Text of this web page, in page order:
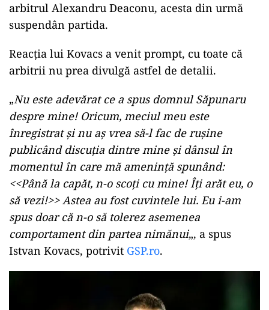
arbitrul Alexandru Deaconu, acesta din urmă
suspendân partida.
Reacția lui Kovacs a venit prompt, cu toate că
arbitrii nu prea divulgă astfel de detalii.
„Nu este adevărat ce a spus domnul Săpunaru
despre mine! Oricum, meciul meu este
înregistrat și nu aș vrea să-l fac de rușine
publicând discuția dintre mine și dânsul în
momentul în care mă amenință spunând:
<<Până la capăt, n-o scoți cu mine! Îți arăt eu, o
să vezi!>> Astea au fost cuvintele lui. Eu i-am
spus doar că n-o să tolerez asemenea
comportament din partea nimănui„, a spus
Istvan Kovacs, potrivit GSP.ro.